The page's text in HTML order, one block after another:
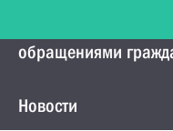
обращениями
Новости